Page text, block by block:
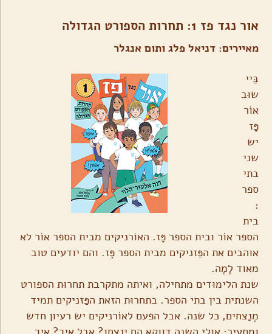
אור נגד פז 1: תחרות הספורט הגדולה
מאיירים: דניאל פלג ותום אנגלר
בַּיי
שוּב
אוֹר
פָּז
יש
שני
בתי
ספר
:
בית
הספר אוֹר ובית הספר פָּז. האוֹרניקים מבית הספר אוֹר לא
אוהבים את הפַּזניקים מבית הספר פָּז. והם יודעים טוב
מאוד לָמָה.
שנת הלימוּדים מתחילה, ואיתה מתקרבת תחרוּת הספורט
השנתית בין בתי הספר. בתחרוּת הזאת הפַּזניקים תמיד
מְנַצחים, כל שנה. אבל הפעם לאוֹרניקים יש רעיון חדש